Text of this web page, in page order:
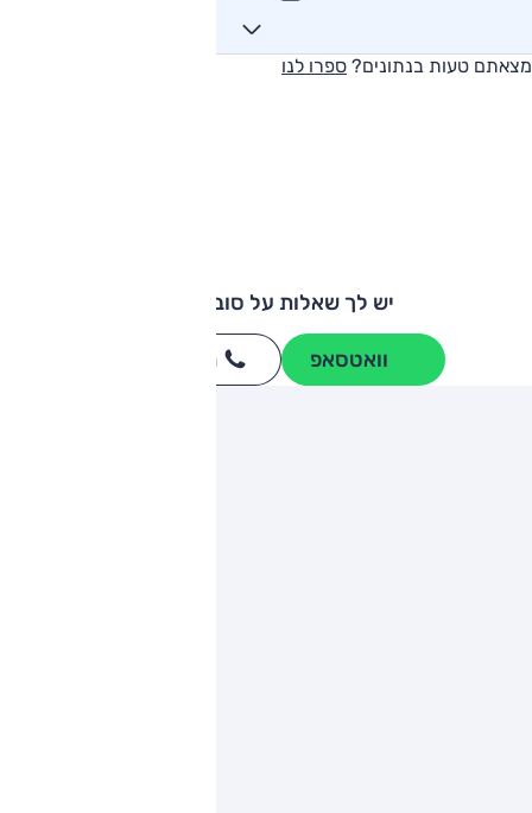
מצאתם טעות בנתונים? ספרו לנו
יש לך שאלות על סובארו B3?
וואטסאפ חייגו
מותגים מתחרים